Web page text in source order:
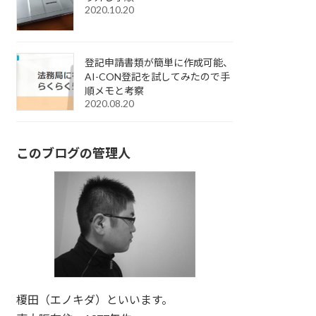
2020.10.20
登記申請書類が簡単に作成可能、
AI-CON登記を試してみたので手
順メモと考察
2020.08.20
このブログの管理人
榎田（エノキダ）といいます。